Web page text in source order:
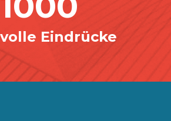
Eindrücke